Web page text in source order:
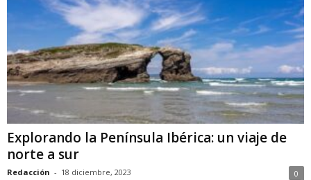
Explorando la Península Ibérica: un viaje de
norte a sur
Redacción - 18 diciembre, 2023 0